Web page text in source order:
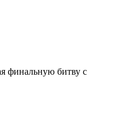
финальную битву с